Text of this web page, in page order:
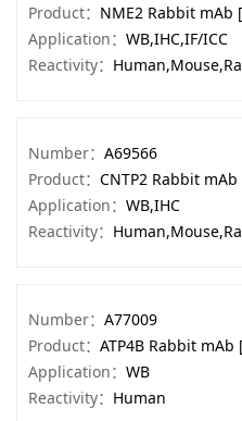
Product： NME2 Rabbit mAb
Application： WB,IHC,IF/ICC
Reactivity：
Number： A69566
Product： CNTP2 Rabbit
Application： WB,IHC
Reactivity：
Number： A77009
Product： ATP4B Rabbit mAb
Application： WB
Reactivity： Human